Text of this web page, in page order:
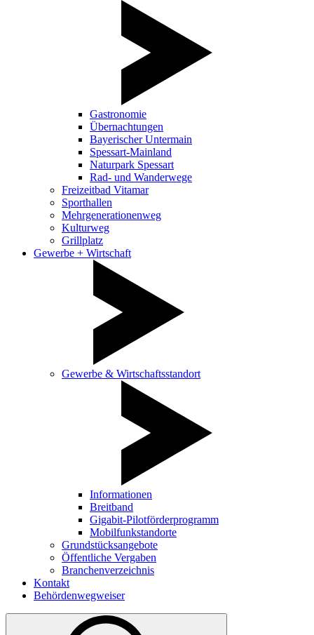
Gastronomie
Übernachtungen
Bayerischer Untermain
Spessart-Mainland
Naturpark Spessart
Rad- und Wanderwege
Freizeitbad Vitamar
Sporthallen
Mehrgenerationenweg
Kulturweg
Grillplatz
Gewerbe + Wirtschaft
Gewerbe & Wirtschaftsstandort
Informationen
Breitband
Gigabit-Pilotförderprogramm
Mobilfunkstandorte
Grundstücksangebote
Öffentliche Vergaben
Branchenverzeichnis
Kontakt
Behördenwegweiser